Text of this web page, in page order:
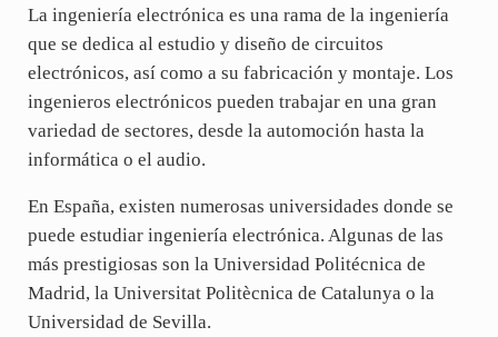
La ingeniería electrónica es una rama de la ingeniería
que se dedica al estudio y diseño de circuitos
electrónicos, así como a su fabricación y montaje. Los
ingenieros electrónicos pueden trabajar en una gran
variedad de sectores, desde la automoción hasta la
informática o el audio.
En España, existen numerosas universidades donde se
puede estudiar ingeniería electrónica. Algunas de las
más prestigiosas son la Universidad Politécnica de
Madrid, la Universitat Politècnica de Catalunya o la
Universidad de Sevilla.